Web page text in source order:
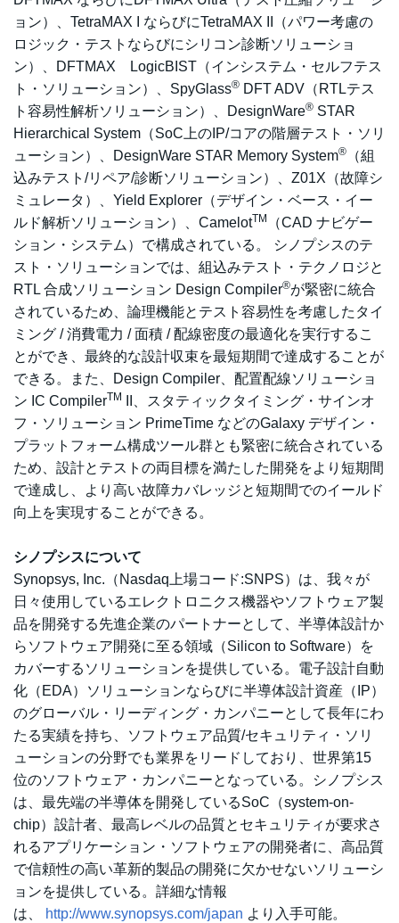
ョン）、TetraMAX I ならびにTetraMAX II（パワー考慮の
ロジック・テストならびにシリコン診断ソリューショ
ン）、DFTMAX LogicBIST（インシステム・セルフテス
ト・ソリューション）、SpyGlass® DFT ADV（RTLテス
ト容易性解析ソリューション）、DesignWare® STAR
Hierarchical System（SoC上のIP/コアの階層テスト・ソリ
ューション）、DesignWare STAR Memory System®
（組
込みテスト/リペア/診断ソリューション）、Z01X（故障シ
ミュレータ）、Yield Explorer（デザイン・ベース・イー
ルド解析ソリューション）、CamelotTM
（CAD ナビゲー
ション・システム）で構成されている。 シノプシスのテ
スト・ソリューションでは、組込みテスト・テクノロジと
RTL 合成ソリューション Design Compiler®が緊密に統合
されているため、論理機能とテスト容易性を考慮したタイ
ミング / 消費電力 / 面積 / 配線密度の最適化を実行するこ
とができ、最終的な設計収束を最短期間で達成することが
できる。また、Design Compiler、配置配線ソリューショ
ン IC CompilerTM
II、スタティックタイミング・サインオ
フ・ソリューション PrimeTime などのGalaxy デザイン・
プラットフォーム構成ツール群とも緊密に統合されている
ため、設計とテストの両目標を満たした開発をより短期間
で達成し、より高い故障カバレッジと短期間でのイールド
向上を実現することができる。
シノプシスについて
Synopsys, Inc.（Nasdaq上場コード:SNPS）は、我々が
日々使用しているエレクトロニクス機器やソフトウェア製
品を開発する先進企業のパートナーとして、半導体設計か
らソフトウェア開発に至る領域（Silicon to Software）を
カバーするソリューションを提供している。電子設計自動
化（EDA）ソリューションならびに半導体設計資産（IP）
のグローバル・リーディング・カンパニーとして長年にわ
たる実績を持ち、ソフトウェア品質/セキュリティ・ソリ
ューションの分野でも業界をリードしており、世界第15
位のソフトウェア・カンパニーとなっている。シノプシス
は、最先端の半導体を開発しているSoC（system-on-
chip）設計者、最高レベルの品質とセキュリティが要求さ
れるアプリケーション・ソフトウェアの開発者に、高品質
で信頼性の高い革新的製品の開発に欠かせないソリューシ
ョンを提供している。詳細な情報
は、
http://www.synopsys.com/japan より入手可能。